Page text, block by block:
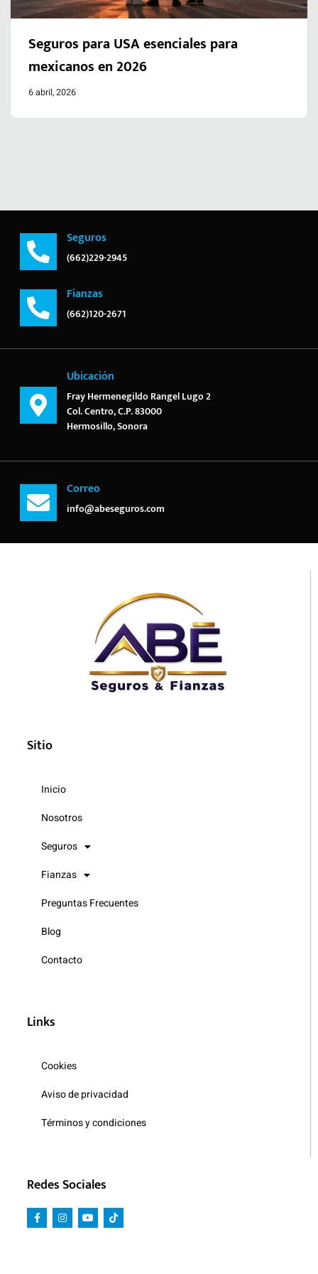
Seguros para USA esenciales para
mexicanos en 2026
6 abril, 2026
Seguros
(662)229-2945
Fianzas
(662)120-2671
Ubicación
Fray Hermenegildo Rangel Lugo 2
Col. Centro, C.P. 83000
Hermosillo, Sonora
Correo
info@abeseguros.com
Sitio
Inicio
Nosotros
Seguros
Fianzas
Preguntas Frecuentes
Blog
Contacto
Links
Cookies
Aviso de privacidad
Términos y condiciones
Redes Sociales